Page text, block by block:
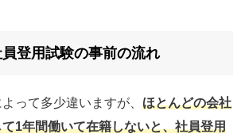
登用試験の事前の流れ
って多少違いますが、 ほとんどの会社
1年間働いて在籍しないと、社員登用